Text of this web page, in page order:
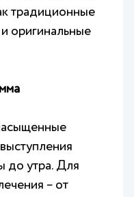
традиционные
оригинальные
до утра. Для
– от